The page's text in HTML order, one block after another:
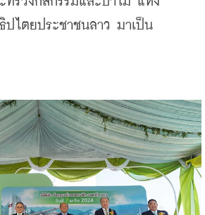
ปไตยประชาชนลาว มาเป็น